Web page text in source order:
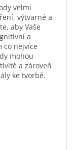
velmi
výtvarné a
aby Vaše
a
co nejvíce
mohou
a zároveň
ke tvorbě.